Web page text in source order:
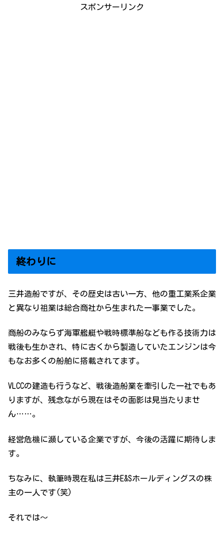
スポンサーリンク
終わりに
三井造船ですが、その歴史は古い一方、他の重工業系企業
と異なり祖業は総合商社から生まれた一事業でした。
商船のみならず海軍艦艇や戦時標準船なども作る技術力は
戦後も生かされ、特に古くから製造していたエンジンは今
もなお多くの船舶に搭載されてます。
VLCCの建造も行うなど、戦後造船業を牽引した一社でもあ
りますが、残念ながら現在はその面影は見当たりませ
ん……。
経営危機に瀕している企業ですが、今後の活躍に期待しま
す。
ちなみに、執筆時現在私は三井E&Sホールディングスの株
主の一人です(笑)
それでは～